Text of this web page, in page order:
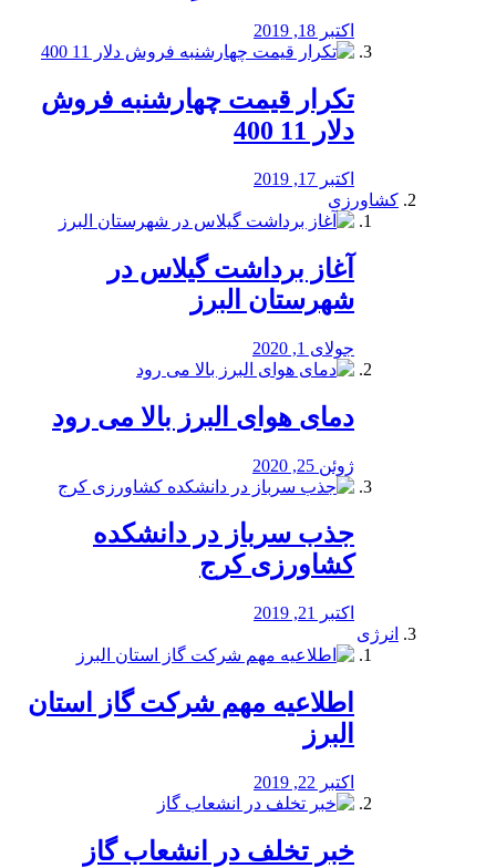
اکتبر 18, 2019
تکرار قیمت چهارشنبه فروش
دلار 11 400
اکتبر 17, 2019
کشاورزی
آغاز برداشت گیلاس در
شهرستان البرز
جولای 1, 2020
دمای هوای البرز بالا می رود
ژوئن 25, 2020
جذب سرباز در دانشکده
کشاورزی کرج
اکتبر 21, 2019
انرژی
️اطلاعیه مهم شرکت گاز استان
البرز
اکتبر 22, 2019
خبر تخلف در انشعاب گاز